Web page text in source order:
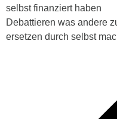
selbst finanziert haben
Debattieren was andere
ersetzen durch selbst